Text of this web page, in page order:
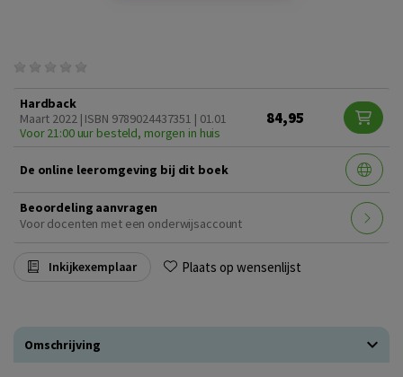
Hardback
Maart 2022 | ISBN 9789024437351 | 01.01
Voor 21:00 uur besteld, morgen in huis
84,95
De online leeromgeving bij dit boek
Beoordeling aanvragen
Voor docenten met een onderwijsaccount
Inkijkexemplaar Plaats op wensenlijst
Omschrijving